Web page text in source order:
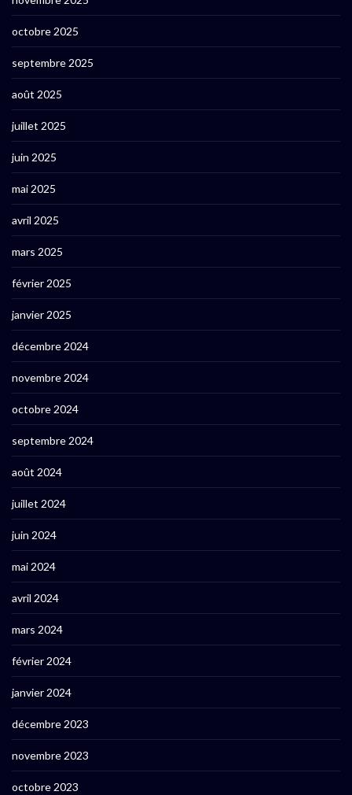
octobre 2025
septembre 2025
août 2025
juillet 2025
juin 2025
mai 2025
avril 2025
mars 2025
février 2025
janvier 2025
décembre 2024
novembre 2024
octobre 2024
septembre 2024
août 2024
juillet 2024
juin 2024
mai 2024
avril 2024
mars 2024
février 2024
janvier 2024
décembre 2023
novembre 2023
octobre 2023